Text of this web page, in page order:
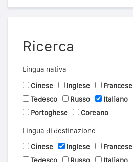
Ricerca
Lingua nativa
Cinese
Inglese Francese
Tedesco
Russo Italiano
Portoghese
Coreano
Lingua di destinazione
Cinese
Inglese Francese